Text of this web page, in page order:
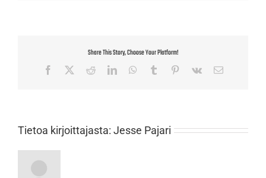
Share This Story, Choose Your Platform!
Facebook RedditLinkedInWhatsApp
Tumblr Pinterest
Vk Sähköposti
Tietoa kirjoittajasta: Jesse Pajari